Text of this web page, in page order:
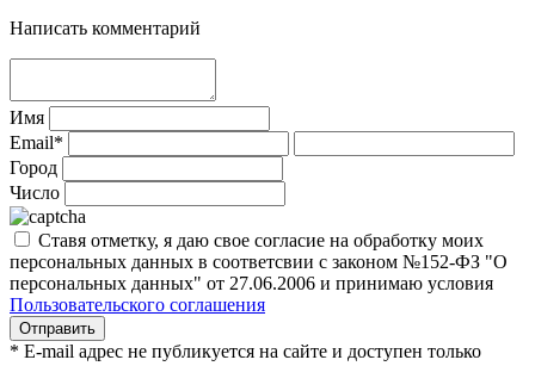
Написать комментарий
Имя
Email*
Город
Число
Ставя отметку, я даю свое согласие на обработку моих
персональных данных в соответсвии с законом №152-ФЗ "О
персональных данных" от 27.06.2006 и принимаю условия
Пользовательского соглашения
* E-mail адрес не публикуется на сайте и доступен только